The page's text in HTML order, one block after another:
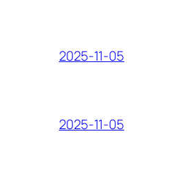
2025-11-05
2025-11-05